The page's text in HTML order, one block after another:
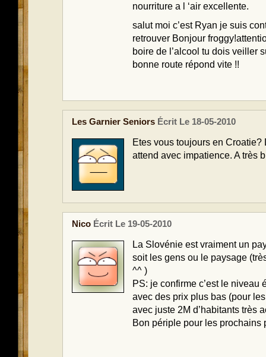
nourriture a l ‘air excellente.
salut moi c’est Ryan je suis
retrouver Bonjour
boire de l’alcool tu dois veiller
bonne route répond vite !!
Les Garnier Seniors Écrit Le 18-05-2010
Etes vous toujours en
attend avec impatience. A très
Nico Écrit Le 19-05-2010
La Slovénie est vraiment un
soit les gens ou le paysage
^^ )
PS: je confirme c’est le niveau
avec des prix plus bas (pour
avec juste 2M d’habitants très
Bon périple pour les prochains